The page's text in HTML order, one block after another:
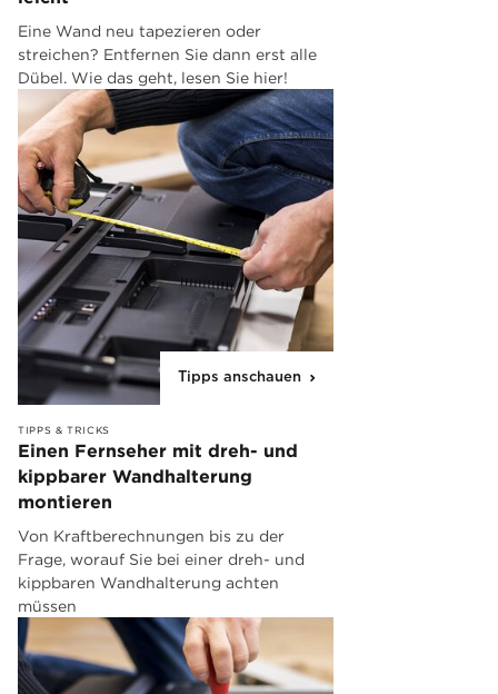
Eine Wand neu tapezieren oder
streichen? Entfernen Sie dann erst alle
Dübel. Wie das geht, lesen Sie hier!
Tipps anschauen
TIPPS & TRICKS
Einen Fernseher mit dreh- und
kippbarer Wandhalterung
montieren
Von Kraftberechnungen bis zu der
Frage, worauf Sie bei einer dreh- und
kippbaren Wandhalterung achten
müssen